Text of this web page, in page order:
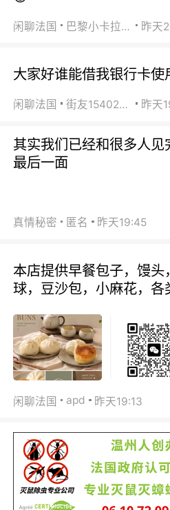
闲聊法国 巴黎小卡拉咪 昨天
大家好谁能借我银行卡使
闲聊法国 街友15402223 昨天
其实我们已经和很多人见
最后一面
真情秘密 匿名 昨天19:45
本店提供早餐包子，馒
球，豆沙包，小麻花，各
闲聊法国 apd 昨天19:13